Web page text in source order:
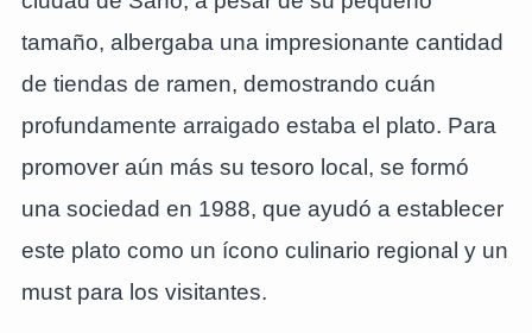
tamaño, albergaba una impresionante cantidad
de tiendas de ramen, demostrando cuán
profundamente arraigado estaba el plato. Para
promover aún más su tesoro local, se formó
una sociedad en 1988, que ayudó a establecer
este plato como un ícono culinario regional y un
must para los visitantes.